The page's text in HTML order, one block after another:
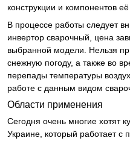
конструкции и компонентов
В процессе работы следует
инвертор сварочный, цена
выбранной модели. Нельзя
снежную погоду, а также во
перепады температуры
работе с данным видом
Области применения
Сегодня очень многие хотят
Украине, который работает